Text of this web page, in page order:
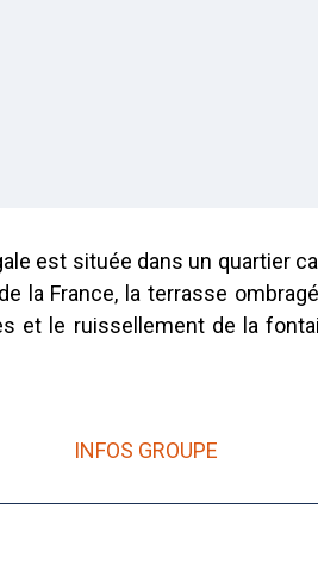
est située dans un quartier
la France, la terrasse
et le ruissellement de la
INFOS GROUPE